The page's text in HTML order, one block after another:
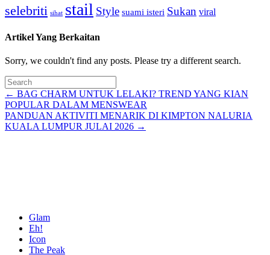
selebriti sihat stail Style suami isteri Sukan viral
Artikel Yang Berkaitan
Sorry, we couldn't find any posts. Please try a different search.
Posts
navigation
← BAG CHARM UNTUK LELAKI? TREND YANG KIAN
POPULAR DALAM MENSWEAR
PANDUAN AKTIVITI MENARIK DI KIMPTON NALURIA
KUALA LUMPUR JULAI 2026 →
Glam
Eh!
Icon
The Peak